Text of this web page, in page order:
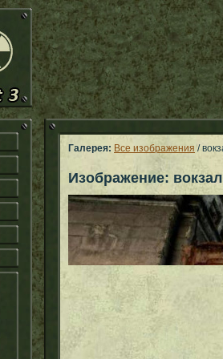
Галерея: Все изображения /
Изображение: вокзал